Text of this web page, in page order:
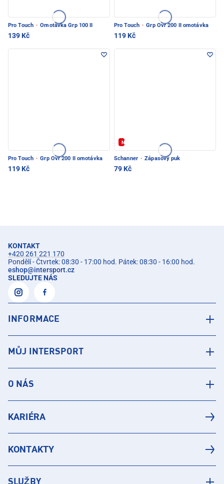
Pro Touch · Omotávka Grp 100 II
139 Kč
Pro Touch · Grp Ovr 200 II omotávka
119 Kč
Pro Touch · Grp Ovr 200 II omotávka
119 Kč
Novinka
Schanner · Zápasový puk
79 Kč
KONTAKT
+420 261 221 170
Pondělí - Čtvrtek: 08:30 - 17:00 hod. Pátek: 08:30 - 16:00 hod.
eshop@intersport.cz
SLEDUJTE NÁS
INFORMACE
MŮJ INTERSPORT
O NÁS
KARIÉRA
KONTAKTY
SLUŽBY